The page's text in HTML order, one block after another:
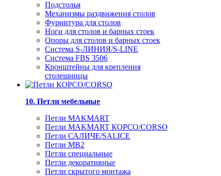
Подстолья
Механизмы раздвижения столов
Фурнитура для столов
Ноги для столов и барных стоек
Опоры для столов и барных стоек
Система S-ЛИНИЯ/S-LINE
Система FBS 3506
Кронштейны для крепления
столешницы
10. Петли мебельные
Петли MAKMART
Петли MAKMART КОРСО/CORSO
Петли САЛИЧЕ/SALICE
Петли MB2
Петли специальные
Петли декоративные
Петли скрытого монтажа